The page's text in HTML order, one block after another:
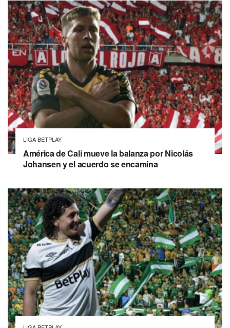
LIGA BETPLAY
América de Cali mueve la balanza por Nicolás
Johansen y el acuerdo se encamina